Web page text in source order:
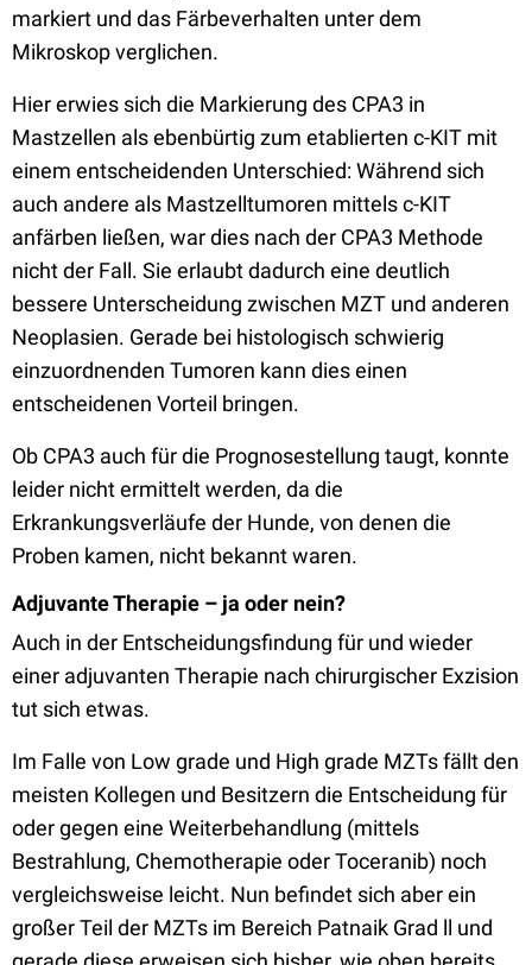
markiert und das Färbeverhalten unter dem
Mikroskop verglichen.
Hier erwies sich die Markierung des CPA3 in
Mastzellen als ebenbürtig zum etablierten c-KIT mit
einem entscheidenden Unterschied: Während sich
auch andere als Mastzelltumoren mittels c-KIT
anfärben ließen, war dies nach der CPA3 Methode
nicht der Fall. Sie erlaubt dadurch eine deutlich
bessere Unterscheidung zwischen MZT und anderen
Neoplasien. Gerade bei histologisch schwierig
einzuordnenden Tumoren kann dies einen
entscheidenen Vorteil bringen.
Ob CPA3 auch für die Prognosestellung taugt, konnte
leider nicht ermittelt werden, da die
Erkrankungsverläufe der Hunde, von denen die
Proben kamen, nicht bekannt waren.
Adjuvante Therapie – ja oder nein?
Auch in der Entscheidungsfindung für und wieder
einer adjuvanten Therapie nach chirurgischer Exzision
tut sich etwas.
Im Falle von Low grade und High grade MZTs fällt den
meisten Kollegen und Besitzern die Entscheidung für
oder gegen eine Weiterbehandlung (mittels
Bestrahlung, Chemotherapie oder Toceranib) noch
vergleichsweise leicht. Nun befindet sich aber ein
großer Teil der MZTs im Bereich Patnaik Grad ll und